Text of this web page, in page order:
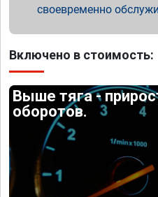
своевременно
Включено в стоимость:
Выше тяга -
оборотов.